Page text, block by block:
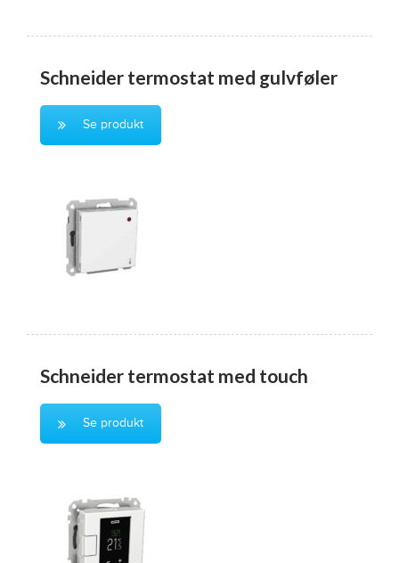
Schneider termostat med gulvføler
Se produkt
Schneider termostat med touch
Se produkt